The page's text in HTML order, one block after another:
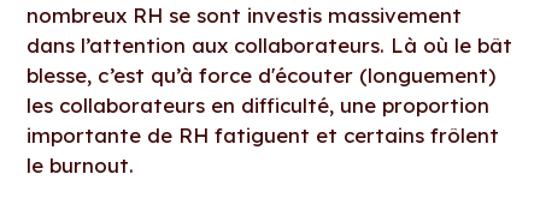
nombreux RH se sont investis massivement
dans l’attention aux collaborateurs. Là où le bât
blesse, c’est qu’à force d'écouter (longuement)
les collaborateurs en difficulté, une proportion
importante de RH fatiguent et certains frôlent
le burnout.